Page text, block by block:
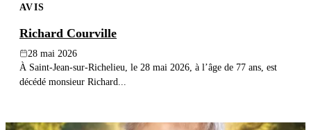
AVIS
Richard Courville
28 mai 2026
À Saint-Jean-sur-Richelieu, le 28 mai 2026, à l’âge de 77 ans, est
décédé monsieur Richard...